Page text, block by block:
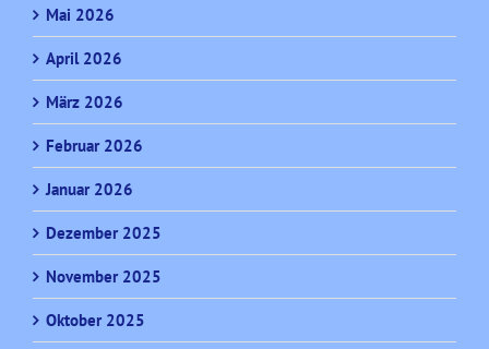
Mai 2026
April 2026
März 2026
Februar 2026
Januar 2026
Dezember 2025
November 2025
Oktober 2025